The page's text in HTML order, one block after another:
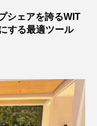
シェアを誇るWIT
する最適ツール